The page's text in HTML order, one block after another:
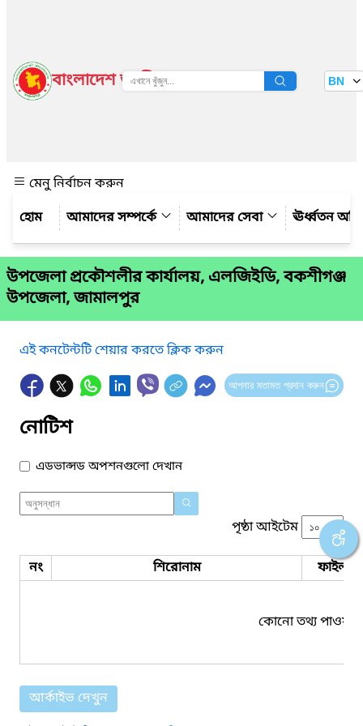
বাংলাদেশ জাতীয় তথ্য বাতায়ন BN
মেনু নির্বাচন করুন
আমাদের সম্পর্কে
আমাদের সেবা ঊর্ধ্বতন
উপজেলা প্রকৌশলীর কার্যালয়, এলজিইডি, বকশীগঞ্জ
উপজেলা, জামালপুর
এই কনটেন্টটি শেয়ার করতে ক্লিক করুন
আপনার মতামত প্রদান করুন
নোটিশ
এডভান্সড অপশনগুলো দেখান
পৃষ্ঠা আইটেম
নং শিরোনাম ফাইল
কোনো তথ্য পাওয়া
আর্কাইভ দেখুন